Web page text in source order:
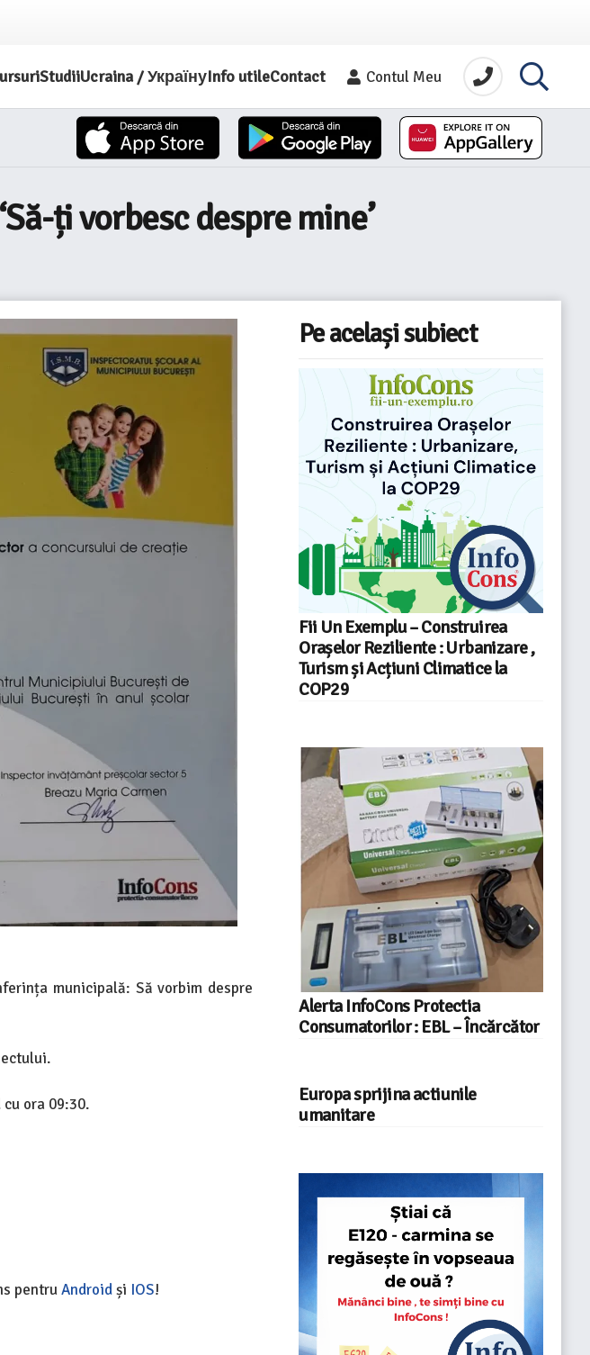
StudiiUcraina / УкраїнуInfo utileContact Contul Meu
ți vorbesc despre mine’
municipală: Să vorbim despre
ora 09:30.
pentruAndroidși IOS!
Pe același subiect
Fii Un Exemplu – Construirea
Orașelor Reziliente : Urbanizare ,
Turism și Acțiuni Climatice la
COP29
Alerta InfoCons Protectia
Consumatorilor : EBL – Încărcător
Europa sprijina actiunile
umanitare